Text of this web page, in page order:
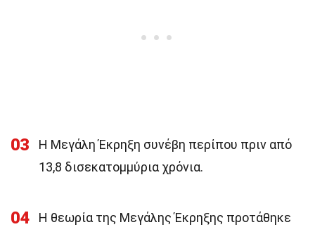
03
Η Μεγάλη Έκρηξη συνέβη περίπου πριν από
13,8 δισεκατομμύρια χρόνια.
04
Η θεωρία της Μεγάλης Έκρηξης προτάθηκε